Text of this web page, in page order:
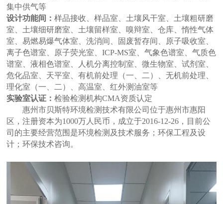
集中供气等
设计功能间：样品接收、样品室、土壤风干室、土壤粗研磨
室、土壤细研磨室、土壤留样室、嗅辩室、仓库、惰性气体
室、易燃易爆气体室、洗消间、固废暂存间、原子吸收室、
离子色谱室、原子荧光室、ICP-MS室、气象色谱室、气质色
谱室、液相色谱室、人机分离控制室、微生物室、试剂室、
危化品室、天平室、有机前处理（一、二）、无机前处理、
理化室（一、二）、高温室、红外测油室等
实验室认证：检验检测机构CMA资质认定
惠州市贝斯特环境检测技术有限公司位于惠州市惠阳
区，注册资本为1000万人民币，成立于2016-12-26，目前公
司的主要经营范围是环境检测及技术服务；环保工程及设
计；环保技术咨询。